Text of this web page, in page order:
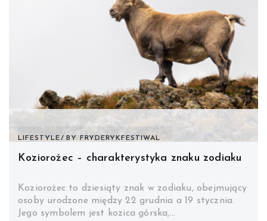
LIFESTYLE BY FRYDERYKFESTIWAL
Koziorożec – charakterystyka znaku zodiaku
Koziorożec to dziesiąty znak w zodiaku, obejmujący
osoby urodzone między 22 grudnia a 19 stycznia.
Jego symbolem jest kozica górska,…